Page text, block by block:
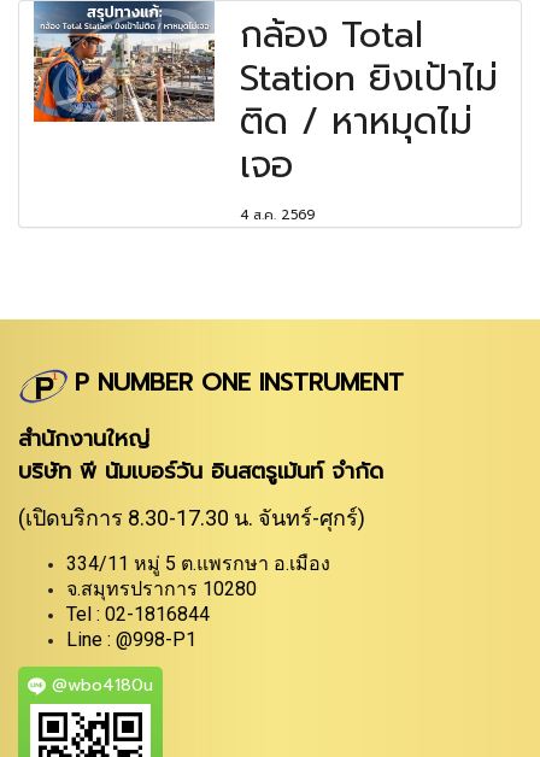
กล้อง Total
Station ยิงเป้าไม่
ติด / หาหมุดไม่
เจอ
4 ส.ค. 2569
P NUMBER ONE INSTRUMENT
สำนักงานใหญ่
บริษัท พี นัมเบอร์วัน อินสตรูเม้นท์ จำกัด
(เปิดบริการ 8.30-17.30 น. จันทร์-ศุกร์)
334/11 หมู่ 5 ต.แพรกษา อ.เมือง
จ.สมุทรปราการ 10280
Tel : 02-1816844
Line : @998-P1
@wbo4180u